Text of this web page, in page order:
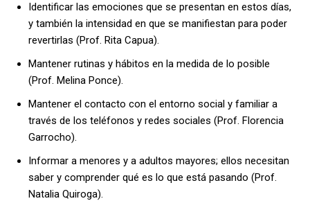
Identificar las emociones que se presentan en estos días,
y también la intensidad en que se manifiestan para poder
revertirlas (Prof. Rita Capua).
Mantener rutinas y hábitos en la medida de lo posible
(Prof. Melina Ponce).
Mantener el contacto con el entorno social y familiar a
través de los teléfonos y redes sociales (Prof. Florencia
Garrocho).
Informar a menores y a adultos mayores; ellos necesitan
saber y comprender qué es lo que está pasando (Prof.
Natalia Quiroga).